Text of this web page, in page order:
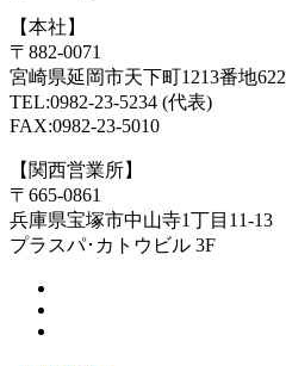
【本社】
〒882-0071
宮崎県延岡市天下町1213番地622
TEL:0982-23-5234 (代表)
FAX:0982-23-5010
【関西営業所】
〒665-0861
兵庫県宝塚市中山寺1丁目11-13
プラスパ･カトウビル 3F